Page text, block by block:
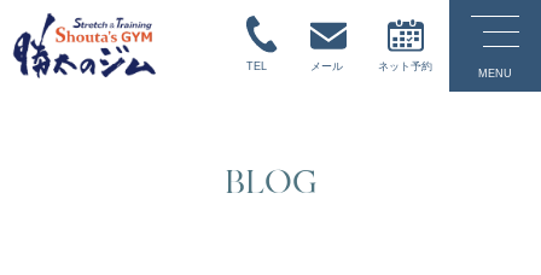
TEL メール ネット予約
MENU
BLOG